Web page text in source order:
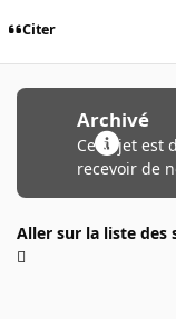
Citer
Archivé
Ce sujet est
recevoir de
Aller sur la liste des